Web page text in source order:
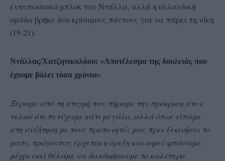
εντυπωσιακό μπλοκ του Ντάλλα, αλλά η ολλανδική
ομάδα βρήκε δύο κρίσιμους πόντους για να πάρει τη νίκη
(19-21).
Ντάλλας/Χατζηνικολάου: «Αποτέλεσμα της δουλειάς που
έχουμε βάλει τόσα χρόνια»
Ξέραμε από τη στιγμή που πήραμε την πρόκριση στον
τελικό ότι πετύχαμε κάτι μεγάλο, αλλά όπως είπαμε
στη συζήτηση με τους προπονητές μας πριν ξεκινήσει το
ματς, τρώγοντας έρχεται η όρεξη και αφού φτάσαμε
μέχρι εκεί θέλαμε να διεκδικήσουμε το καλύτερο